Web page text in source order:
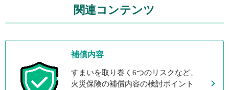
関連コンテンツ
補償内容
すまいを取り巻く6つのリスクなど、
火災保険の補償内容の検討ポイント